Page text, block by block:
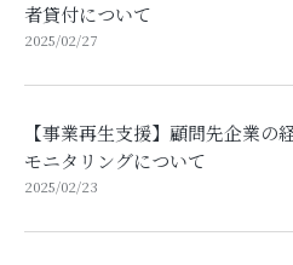
者貸付について
2025/02/27
【事業再生支援】顧問先企業の
モニタリングについて
2025/02/23